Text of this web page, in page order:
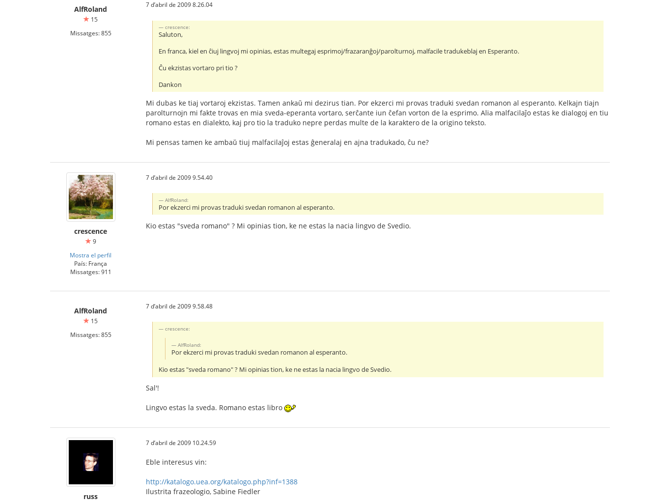
AlfRoland
15
Missatges: 855
7 d’abril de 2009 8.26.04
crescence:
Saluton,
En franca, kiel en ĉiuj lingvoj mi opinias, estas multegaj esprimoj/frazaranĝoj/parolturnoj, malfacile tradukeblaj en Esperanto.
Ĉu ekzistas vortaro pri tio ?
Dankon
Mi dubas ke tiaj vortaroj ekzistas. Tamen ankaŭ mi dezirus tian. Por ekzerci mi provas traduki svedan romanon al esperanto. Kelkajn tiajn
parolturnojn mi fakte trovas en mia sveda-eperanta vortaro, serĉante iun ĉefan vorton de la esprimo. Alia malfacilaĵo estas ke dialogoj en tiu
romano estas en dialekto, kaj pro tio la traduko nepre perdas multe de la karaktero de la origino teksto.
Mi pensas tamen ke ambaŭ tiuj malfacilaĵoj estas ĝeneralaj en ajna tradukado, ĉu ne?
crescence
9
Mostra el perfil
País: França
Missatges: 911
7 d’abril de 2009 9.54.40
AlfRoland:
Por ekzerci mi provas traduki svedan romanon al esperanto.
Kio estas "sveda romano" ? Mi opinias tion, ke ne estas la nacia lingvo de Svedio.
AlfRoland
15
Missatges: 855
7 d’abril de 2009 9.58.48
crescence:
AlfRoland:
Por ekzerci mi provas traduki svedan romanon al esperanto.
Kio estas "sveda romano" ? Mi opinias tion, ke ne estas la nacia lingvo de Svedio.
Sal'!
Lingvo estas la sveda. Romano estas libro
russ
7 d’abril de 2009 10.24.59
Eble interesus vin:
http://katalogo.uea.org/katalogo.php?inf=1388
Ilustrita frazeologio, Sabine Fiedler